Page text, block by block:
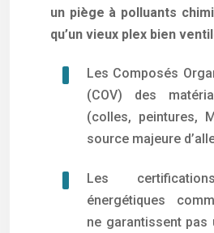
un piège à polluants
qu’un vieux plex bien
Les Composés
(COV) des
(colles, peintures,
source majeure
Les
énergétiques
ne garantissent pas